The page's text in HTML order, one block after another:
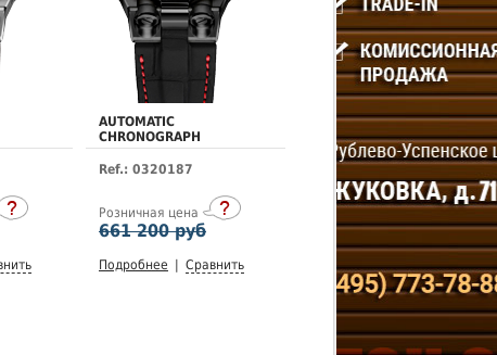
AUTOMATIC
CHRONOGRAPH
Ref.: 0320187
Розничная цена
661 200 руб
Подробнее Сравнить